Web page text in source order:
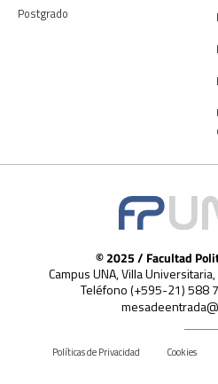
Postgrado
© 2025 / Facultad
Campus UNA, Villa
Teléfono (+595-21) 588
Políticas de Privacidad Cookies